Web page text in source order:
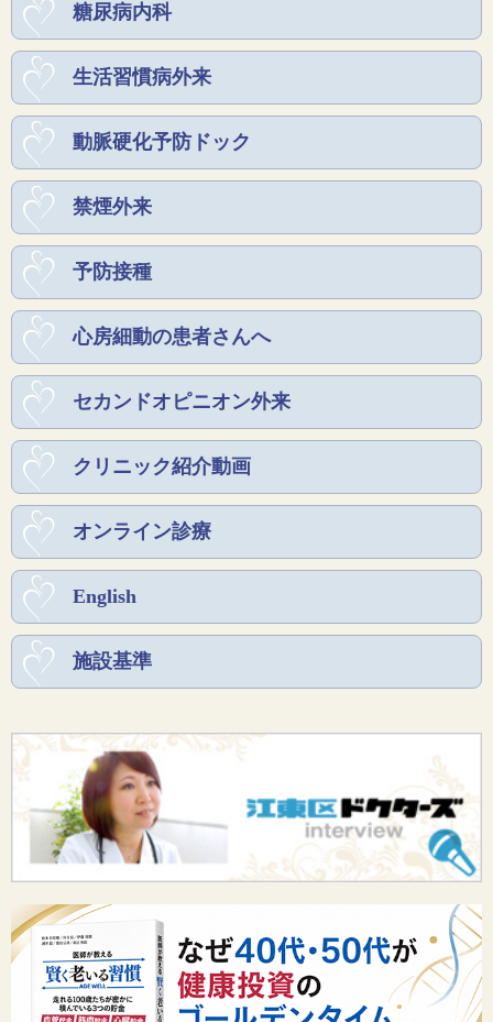
糖尿病内科
生活習慣病外来
動脈硬化予防ドック
禁煙外来
予防接種
心房細動の患者さんへ
セカンドオピニオン外来
クリニック紹介動画
オンライン診療
English
施設基準